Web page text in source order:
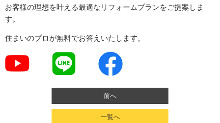
お客様の理想を叶える最適なリフォームプランをご提案しま
す。
住まいのプロが無料でお答えいたします。
前へ
一覧へ